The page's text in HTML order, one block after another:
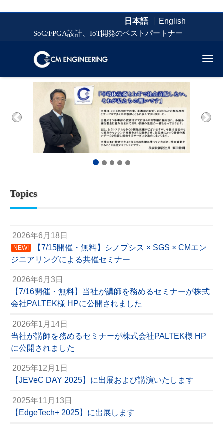
日本語 English
SoC/FPGA設計、IoT開発のベストパートナー
Previous Next
Topics
2026年6月18日
NEW!
【7/15開催・無料】シノプシス × SGS × CMエン
ジニアリングによる共催セミナー
2026年6月3日
【7/16開催・無料】当社が講師を務めるセミナーが株式
会社PALTEK様 HPに公開されました
2026年1月14日
当社が講師を務めるセミナーが株式会社PALTEK様 HP
に公開されました
2025年12月1日
【JEVeC DAY 2025】に出展および講演いたします
2025年11月13日
【EdgeTech+ 2025】に出展します